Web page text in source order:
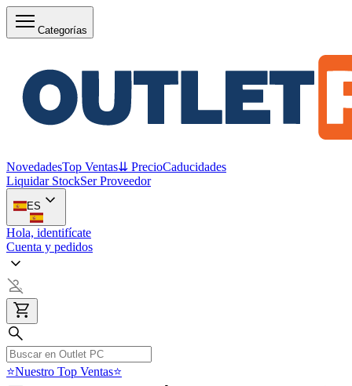
Categorías
NovedadesTop Ventas⇊ PrecioCaducidades
Liquidar StockSer Proveedor
ES
Hola, identifícate
Cuenta y pedidos
⭐Nuestro Top Ventas⭐